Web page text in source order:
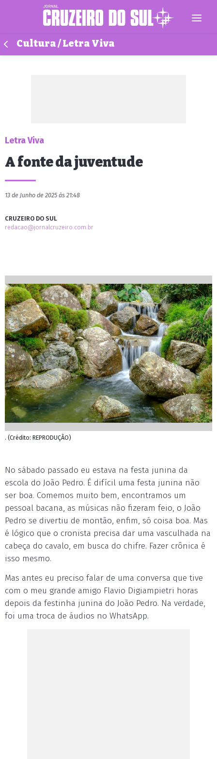
Cultura / Letra Viva
Letra Viva
A fonte da juventude
13 de Junho de 2025 às 21:48
CRUZEIRO DO SUL
redacao@jornalcruzeiro.com.br
. (Crédito: REPRODUÇÃO)
No sábado passado eu estava na festa junina da
escola do João Pedro. É difícil uma festa junina não
ser boa. Comemos muito bem, encontramos um
pessoal bacana, as músicas não fizeram feio, o João
Pedro se divertiu de montão, enfim, só coisa boa. Mas
é lógico que o cronista precisa dar uma vasculhada na
cabeça do cavalo, em busca do chifre. Fazer crônica é
isso mesmo.
Mas antes eu preciso falar de uma conversa que tive
com o meu grande amigo Flavio Digiampietri horas
depois da festinha junina do João Pedro. Na verdade,
foi uma troca de áudios no WhatsApp.